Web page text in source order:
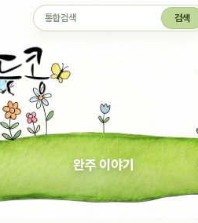
통합검색 검색
완주 이야기